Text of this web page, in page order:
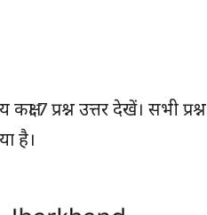
7 प्रश्न उत्तर देखें। सभी प्रश्न
है।